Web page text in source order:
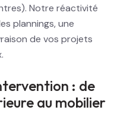
Notre réactivité
plannings, une
de vos projets
: de
au mobilier